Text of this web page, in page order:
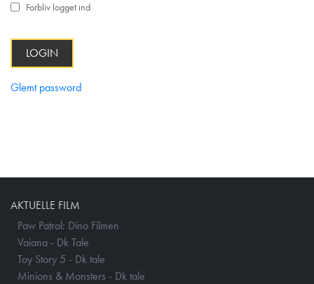
Forbliv logget ind
LOGIN
Glemt password
AKTUELLE FILM
Paw Patrol: Dino Filmen
Vaiana - Dk Tale
Toy Story 5 - Dk tale
Minions & Monsters - Dk tale